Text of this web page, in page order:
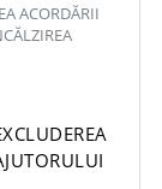
ACORDĂRII